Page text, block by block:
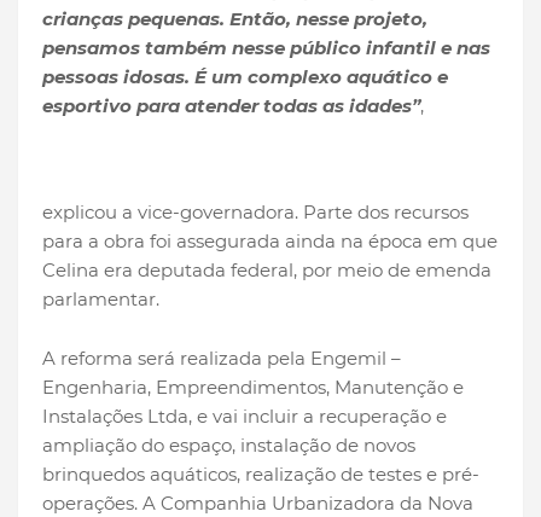
crianças pequenas. Então, nesse projeto,
pensamos também nesse público infantil e nas
pessoas idosas. É um complexo aquático e
esportivo para atender todas as idades”,
explicou a vice-governadora. Parte dos recursos
para a obra foi assegurada ainda na época em que
Celina era deputada federal, por meio de emenda
parlamentar.
A reforma será realizada pela Engemil –
Engenharia, Empreendimentos, Manutenção e
Instalações Ltda, e vai incluir a recuperação e
ampliação do espaço, instalação de novos
brinquedos aquáticos, realização de testes e pré-
operações. A Companhia Urbanizadora da Nova